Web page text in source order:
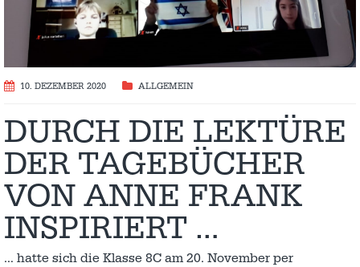
10. DEZEMBER 2020 ALLGEMEIN
DURCH DIE LEKTÜRE
DER TAGEBÜCHER
VON ANNE FRANK
INSPIRIERT …
… hatte sich die Klasse 8C am 20. November per